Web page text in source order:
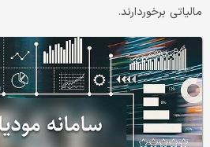
مالیاتی برخوردارند.